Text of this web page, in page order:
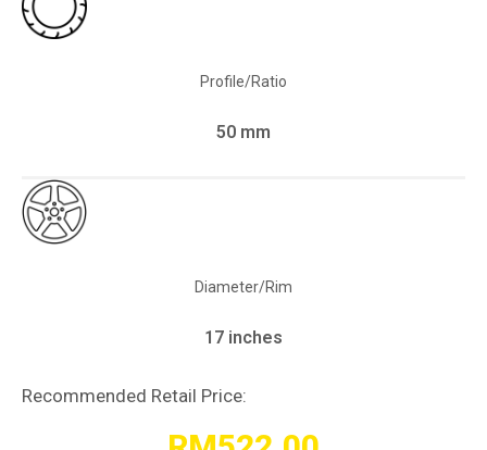
Profile/Ratio
50 mm
Diameter/Rim
17 inches
Recommended Retail Price: